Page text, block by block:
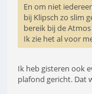
En om niet
bij Klipsch zo slim
bereik bij de
Ik zie het al voor
Ik heb gisteren ook
plafond gericht. Dat